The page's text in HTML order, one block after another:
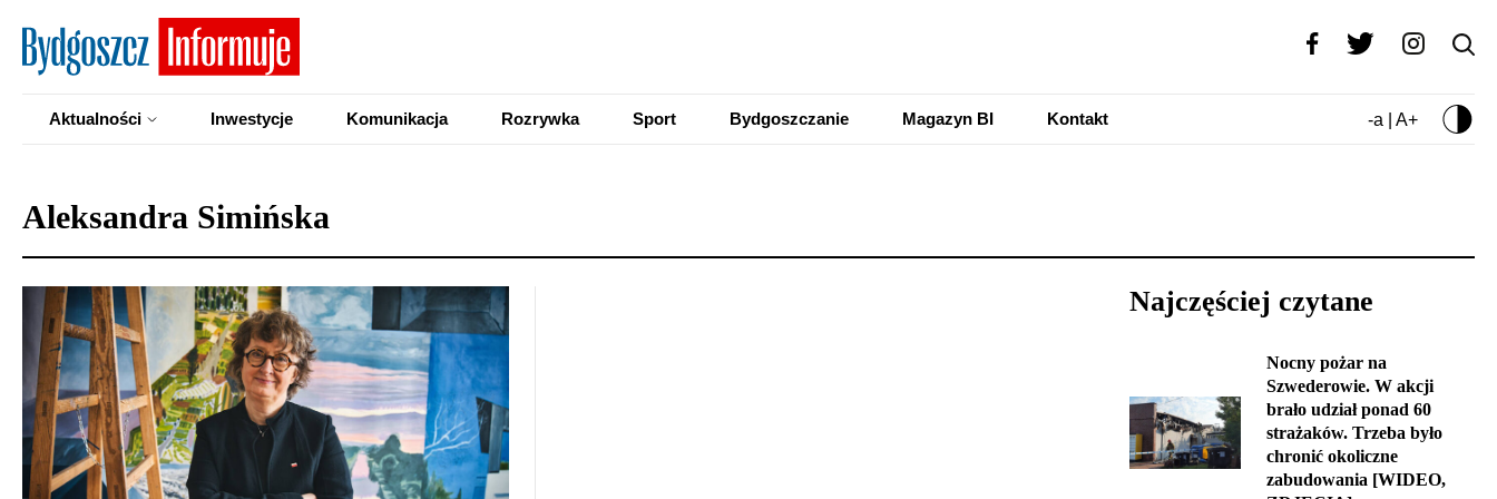
Aktualności Inwestycje Komunikacja Rozrywka Sport Bydgoszczanie Magazyn BI Kontakt -a | A+
Aleksandra Simińska
Najczęściej czytane
Nocny pożar na
Szwederowie. W akcji
brało udział ponad 60
strażaków. Trzeba było
chronić okoliczne
zabudowania [WIDEO,